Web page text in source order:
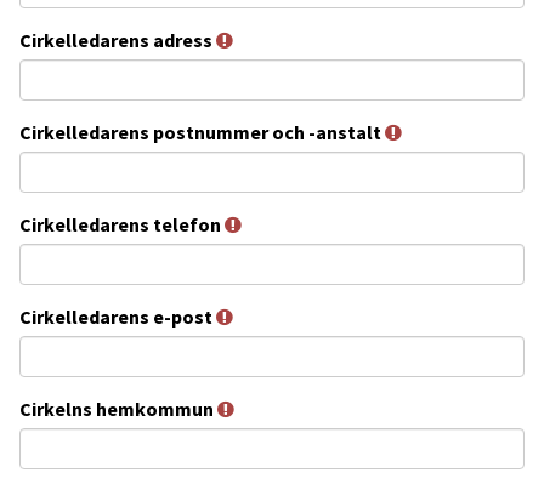
Cirkelledarens adress
Cirkelledarens postnummer och -anstalt
Cirkelledarens telefon
Cirkelledarens e-post
Cirkelns hemkommun